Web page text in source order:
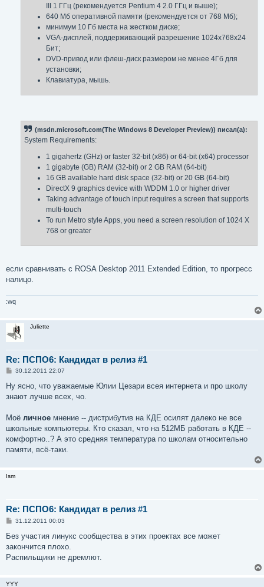
III 1 ГГц (рекомендуется Pentium 4 2.0 ГГц и выше);
640 Мб оперативной памяти (рекомендуется от 768 Мб);
минимум 10 Гб места на жестком диске;
VGA-дисплей, поддерживающий разрешение 1024x768x24
Бит;
DVD-привод или флеш-диск размером не менее 4Гб для
установки;
Клавиатура, мышь.
(msdn.microsoft.com(The Windows 8 Developer Preview)) писал(а):
System Requirements:
1 gigahertz (GHz) or faster 32-bit (x86) or 64-bit (x64) processor
1 gigabyte (GB) RAM (32-bit) or 2 GB RAM (64-bit)
16 GB available hard disk space (32-bit) or 20 GB (64-bit)
DirectX 9 graphics device with WDDM 1.0 or higher driver
Taking advantage of touch input requires a screen that supports
multi-touch
To run Metro style Apps, you need a screen resolution of 1024 X
768 or greater
если сравнивать с ROSA Desktop 2011 Extended Edition, то прогресс
налицо.
:wq
Juliette
Re: ПСПО6: Кандидат в релиз #1
С
о
б
щ
и
е
30.12.2011 22:07
Ну ясно, что уважаемые Юлии Цезари всея интернета и про школу
знают лучше всех, чо.
Моё личное мнение -- дистрибутив на КДЕ осилят далеко не все
школьные компьютеры. Кто сказал, что на 512МБ работать в КДЕ --
комфортно..? А это средняя температура по школам относительно
памяти, всё-таки.
Ism
Re: ПСПО6: Кандидат в релиз #1
С
о
щ
е
е
31.12.2011 00:03
Без участия линукс сообщества в этих проектах все может
закончится плохо.
Распильщики не дремлют.
YYY